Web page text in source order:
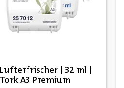
Lufterfrischer | 32 ml |
Tork A3 Premium